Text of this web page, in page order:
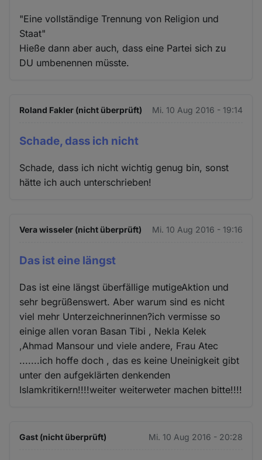
"Eine vollständige Trennung von Religion und
Staat"
Hieße dann aber auch, dass eine Partei sich zu
DU umbenennen müsste.
Roland Fakler (nicht überprüft) Mi. 10 Aug 2016 - 19:14
Schade, dass ich nicht
Schade, dass ich nicht wichtig genug bin, sonst
hätte ich auch unterschrieben!
Vera wisseler (nicht überprüft) Mi. 10 Aug 2016 - 19:16
Das ist eine längst
Das ist eine längst überfällige mutigeAktion und
sehr begrüßenswert. Aber warum sind es nicht
viel mehr Unterzeichnerinnen?ich vermisse so
einige allen voran Basan Tibi , Nekla Kelek
,Ahmad Mansour und viele andere, Frau Atec
.......ich hoffe doch , das es keine Uneinigkeit gibt
unter den aufgeklärten denkenden
Islamkritikern!!!!weiter weiterweter machen bitte!!!!
Gast (nicht überprüft) Mi. 10 Aug 2016 - 20:28